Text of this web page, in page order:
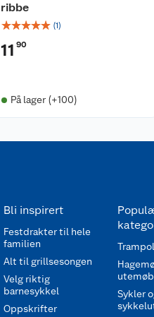
ribbe
☆☆☆☆☆ (1)
11 90
På lager (+100)
Bli inspirert
Festdrakter til hele
familien
Alt til grillsesongen
Velg riktig
barnesykkel
Oppskrifter
Sykler